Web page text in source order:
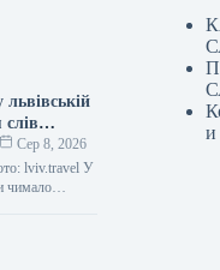
львівській
слів
Сер 8, 2026
lviv.travel У
чимало
и